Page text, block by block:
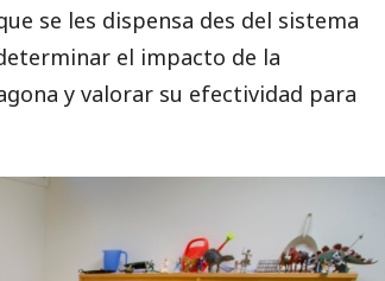
se les dispensa des del sistema
el impacto de la
y valorar su efectividad para